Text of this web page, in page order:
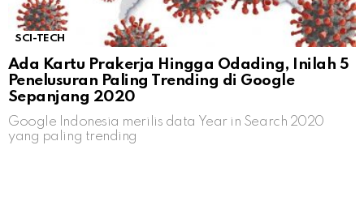
SCI-TECH
Ada Kartu Prakerja Hingga Odading, Inilah 5
Penelusuran Paling Trending di Google
Sepanjang 2020
Google Indonesia merilis data Year in Search 2020
yang paling trending